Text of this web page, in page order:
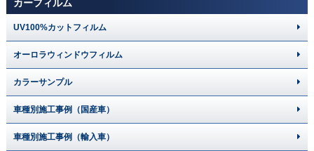
カーフィルム
UV100%カットフィルム
オーロラウィンドウフィルム
カラーサンプル
車種別施工事例（国産車）
車種別施工事例（輸入車）